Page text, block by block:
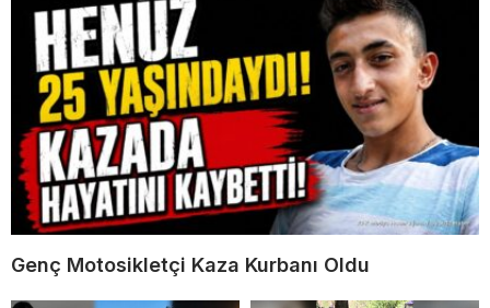
Genç Motosikletçi Kaza Kurbanı Oldu